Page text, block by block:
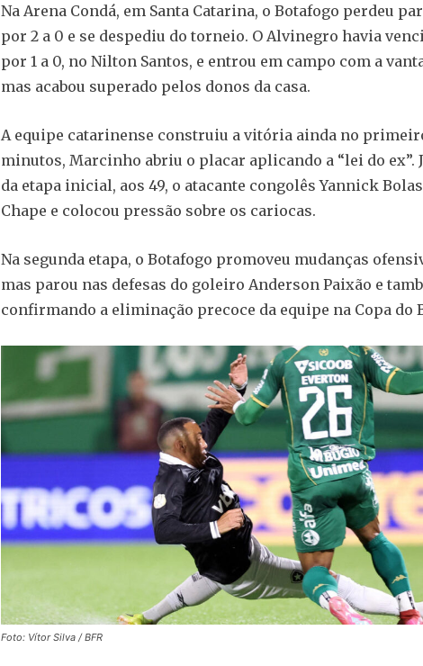
Na Arena Condá, em Santa Catarina, o Botafogo perdeu
por 2 a 0 e se despediu do torneio. O Alvinegro havia
por 1 a 0, no Nilton Santos, e entrou em campo com a
mas acabou superado pelos donos da casa.
A equipe catarinense construiu a vitória ainda no
minutos, Marcinho abriu o placar aplicando a “lei do ex”.
da etapa inicial, aos 49, o atacante congolês Yannick
Chape e colocou pressão sobre os cariocas.
Na segunda etapa, o Botafogo promoveu mudanças
mas parou nas defesas do goleiro Anderson Paixão e
confirmando a eliminação precoce da equipe na Copa do
Foto: Vítor Silva / BFR